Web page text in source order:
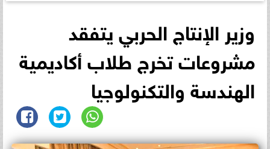
وزير الإنتاج الحربي يتفقد
مشروعات تخرج طلاب أكاديمية
الهندسة والتكنولوجيا